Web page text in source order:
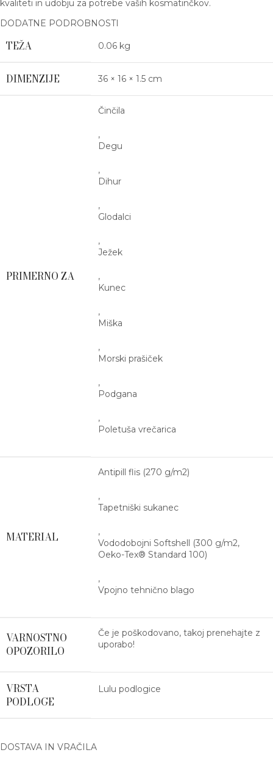
kvaliteti in udobju za potrebe vaših kosmatinčkov.
DODATNE PODROBNOSTI
TEŽA 0.06 kg
DIMENZIJE 36 × 16 × 1.5 cm
PRIMERNO ZA
Činčila
,
Degu
,
Dihur
,
Glodalci
,
Ježek
,
Kunec
,
Miška
,
Morski prašiček
,
Podgana
,
Poletuša vrečarica
MATERIAL
Antipill flis (270 g/m2)
,
Tapetniški sukanec
,
Vododobojni Softshell (300 g/m2,
Oeko-Tex® Standard 100)
,
Vpojno tehnično blago
VARNOSTNO
OPOZORILO
Če je poškodovano, takoj prenehajte z
uporabo!
VRSTA
PODLOGE
Lulu podlogice
DOSTAVA IN VRAČILA